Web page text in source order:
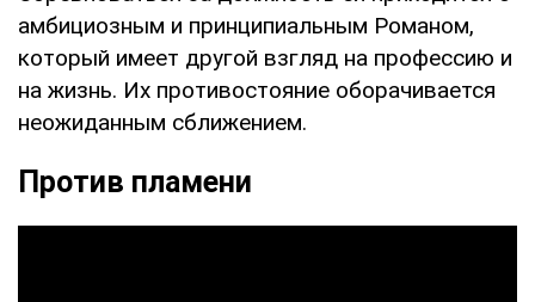
амбициозным и принципиальным Романом,
который имеет другой взгляд на профессию и
на жизнь. Их противостояние оборачивается
неожиданным сближением.
Против пламени